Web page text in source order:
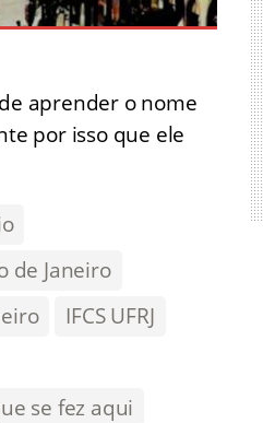
aprender o nome
por isso que ele
de Janeiro
IFCS UFRJ
se fez aqui